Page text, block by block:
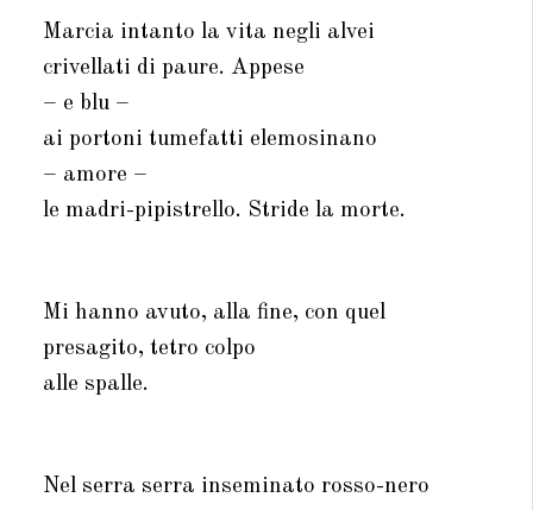
Marcia intanto la vita negli alvei
crivellati di paure. Appese
– e blu –
ai portoni tumefatti elemosinano
– amore –
le madri-pipistrello. Stride la morte.
Mi hanno avuto, alla fine, con quel
presagito, tetro colpo
alle spalle.
Nel serra serra inseminato rosso-nero